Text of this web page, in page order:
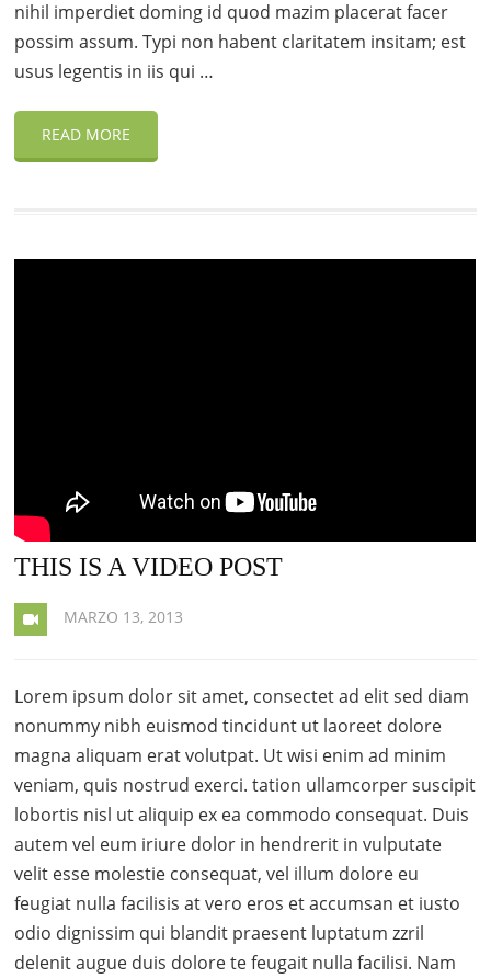
nihil imperdiet doming id quod mazim placerat facer
possim assum. Typi non habent claritatem insitam; est
usus legentis in iis qui …
READ MORE
THIS IS A VIDEO POST
MARZO 13, 2013
Lorem ipsum dolor sit amet, consectet ad elit sed diam
nonummy nibh euismod tincidunt ut laoreet dolore
magna aliquam erat volutpat. Ut wisi enim ad minim
veniam, quis nostrud exerci. tation ullamcorper suscipit
lobortis nisl ut aliquip ex ea commodo consequat. Duis
autem vel eum iriure dolor in hendrerit in vulputate
velit esse molestie consequat, vel illum dolore eu
feugiat nulla facilisis at vero eros et accumsan et iusto
odio dignissim qui blandit praesent luptatum zzril
delenit augue duis dolore te feugait nulla facilisi. Nam